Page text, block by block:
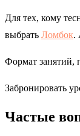
Для тех, кому
выбрать Ломбок.
Формат занятий,
Забронировать
Частые